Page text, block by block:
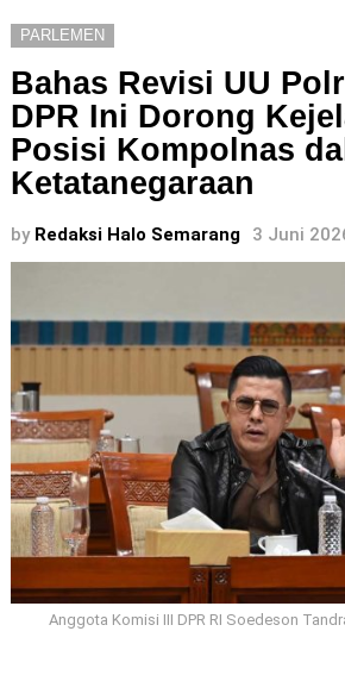
PARLEMEN
Bahas Revisi UU
DPR Ini Dorong
Posisi Kompolnas
Ketatanegaraan
by Redaksi Halo Semarang 3 Juni
Anggota Komisi III DPR RI Soedeson